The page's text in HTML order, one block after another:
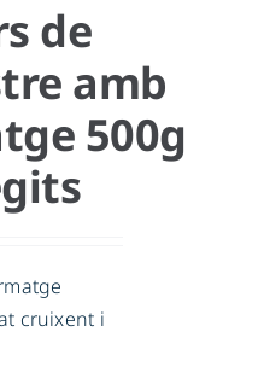
de
amb
500g
cruixent i